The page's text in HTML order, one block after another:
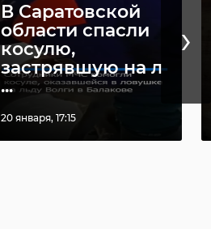
В Саратовской
области спасли
косулю,
застрявшую на л
...
20 января, 17:15
›